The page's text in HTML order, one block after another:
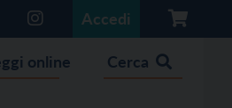
Accedi
online Cerca